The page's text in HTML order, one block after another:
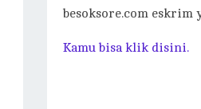
besoksore.com eskrim
Kamu bisa klik disini.